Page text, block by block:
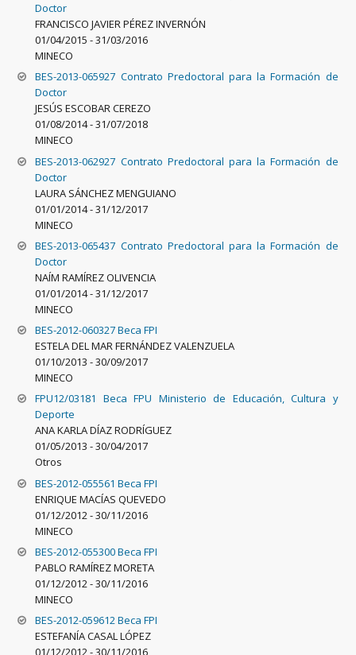
Doctor
FRANCISCO JAVIER PÉREZ INVERNÓN
01/04/2015 -31/03/2016
MINECO
BES-2013-065927 Contrato Predoctoral para la Formación de
Doctor
JESÚS ESCOBAR CEREZO
01/08/2014-31/07/2018
MINECO
BES-2013-062927 Contrato Predoctoral para la Formación de
Doctor
LAURA SÁNCHEZ MENGUIANO
01/01/2014-31/12/2017
MINECO
BES-2013-065437 Contrato Predoctoral para la Formación de
Doctor
NAÍM RAMÍREZ OLIVENCIA
01/01/2014-31/12/2017
MINECO
BES-2012-060327 Beca FPI
ESTELA DEL MAR FERNÁNDEZ VALENZUELA
01/10/2013 -30/09/2017
MINECO
FPU12/03181 Beca FPU Ministerio de Educación, Cultura y
Deporte
ANA KARLA DÍAZ RODRÍGUEZ
01/05/2013 -30/04/2017
Otros
BES-2012-055561 Beca FPI
ENRIQUE MACÍAS QUEVEDO
01/12/2012 -30/11/2016
MINECO
BES-2012-055300 Beca FPI
PABLO RAMÍREZ MORETA
01/12/2012-30/11/2016
MINECO
BES-2012-059612 Beca FPI
ESTEFANÍA CASAL LÓPEZ
01/12/2012 -30/11/2016